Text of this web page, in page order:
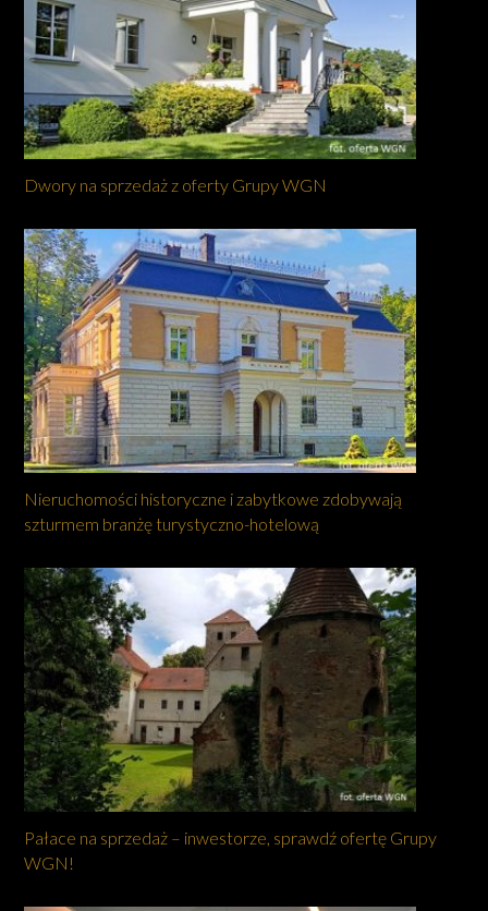
Dwory na sprzedaż z oferty Grupy WGN
Nieruchomości historyczne i zabytkowe zdobywają
szturmem branżę turystyczno-hotelową
Pałace na sprzedaż – inwestorze, sprawdź ofertę Grupy
WGN!